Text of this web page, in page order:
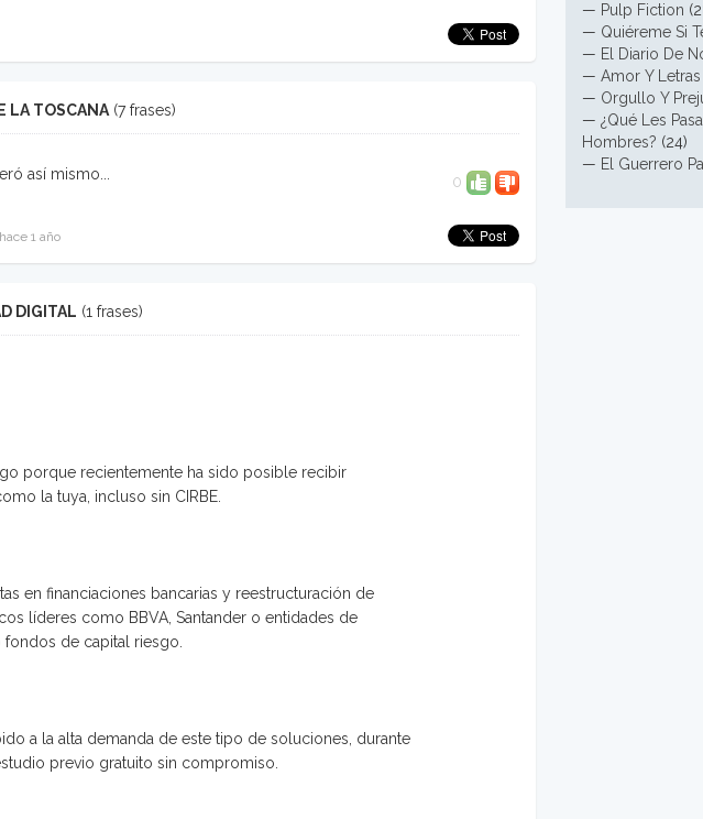
LA TOSCANA (7 frases)
así mismo... 0
1 año
DIGITAL (1 frases)
porque recientemente ha sido posible recibir
la tuya, incluso sin CIRBE.
en financiaciones bancarias y reestructuración de
líderes como BBVA, Santander o entidades de
de capital riesgo.
a la alta demanda de este tipo de soluciones, durante
previo gratuito sin compromiso.
— Pulp Fiction
— Quiéreme Si
— El Diario De
— Amor Y Letras
— Orgullo Y
— ¿Qué Les
Hombres? (24)
— El Guerrero